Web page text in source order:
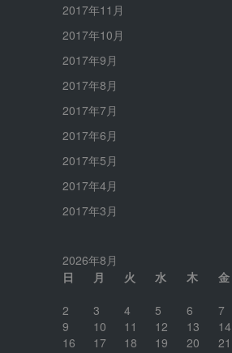
2017年11月
2017年10月
2017年9月
2017年8月
2017年7月
2017年6月
2017年5月
2017年4月
2017年3月
2026年8月
日
月 火 水 木 金
2
3 4 5 6 7
9
10 11 12 13 14
16
17 18 19 20 21